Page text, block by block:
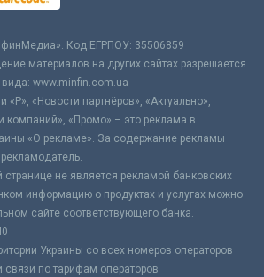
Код ЕГРПОУ: 35506859
материалов на других сайтах разрешается
www.minfin.com.ua
«Новости партнёров», «Актуально»,
компаний», «Промо» – это реклама в
«О рекламе». За содержание рекламы
не является рекламой банковских
информацию о продуктах и услугах можно
сайте соответствующего банка.
Украины со всех номеров операторов
связи по тарифам операторов